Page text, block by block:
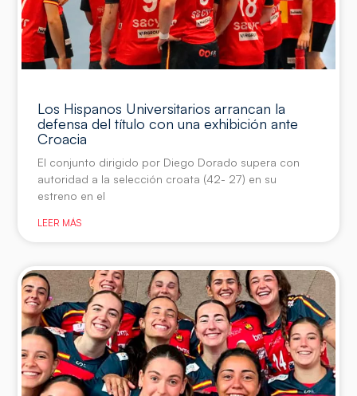
Los Hispanos Universitarios arrancan la
defensa del título con una exhibición ante
Croacia
El conjunto dirigido por Diego Dorado supera con
autoridad a la selección croata (42- 27) en su
estreno en el
LEER MÁS